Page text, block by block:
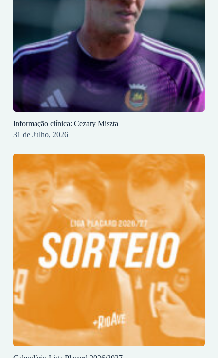
Informação clínica: Cezary Miszta
31 de Julho, 2026